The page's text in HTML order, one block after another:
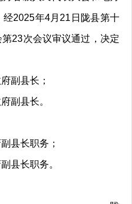
2025年4月21日陇县第十
23次会议审议通过，决定
副县长；
副县长。
县长职务；
县长职务。